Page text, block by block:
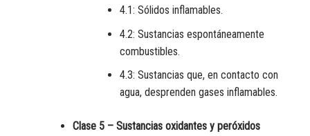
4.1: Sólidos inflamables.
4.2: Sustancias espontáneamente
combustibles.
4.3: Sustancias que, en contacto con
agua, desprenden gases inflamables.
Clase 5 – Sustancias oxidantes y peróxidos